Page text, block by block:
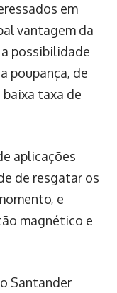
em
vantagem da
possibilidade
poupança, de
baixa taxa de
aplicações
de resgatar os
e
magnético e
Santander